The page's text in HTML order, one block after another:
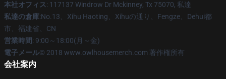
本社オフィス: 117137 Windrow Dr Mckinney, Tx 75070, 私達
私達の倉庫:No.13、Xihu Haoting、Xihuの通り、Fengze、Dehui都
市、福建省、CN
営業時間: 9:00～18:00(月～金)
電子メール© 2018 www.owlhousemerch.com 著作権所有
会社案内